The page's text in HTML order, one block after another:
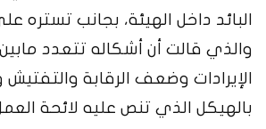
البائد داخل الهيئة، بجانب تستره
والذي قالت أن أشكاله تتعدد
الإيرادات وضعف الرقابة والتفتيش
بالهيكل الذي تنص عليه لائحة